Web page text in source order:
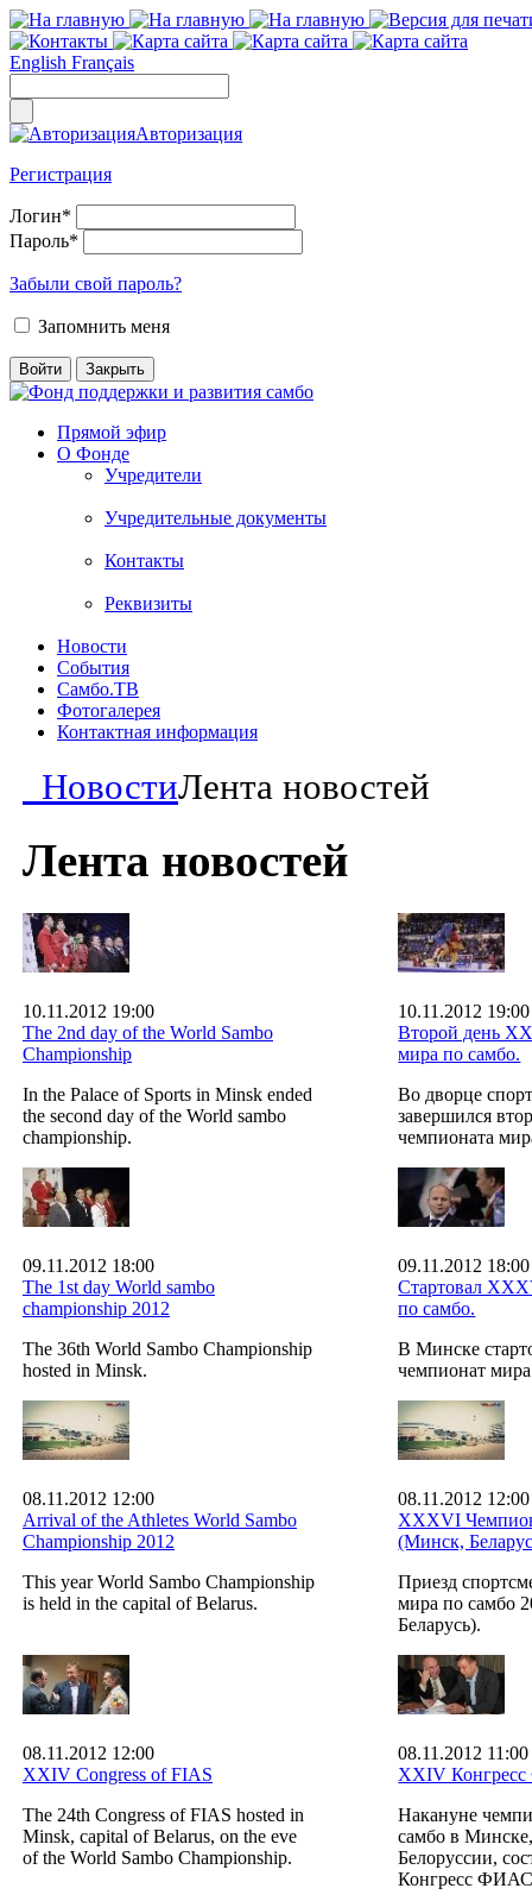
English Français
Авторизация
Регистрация
Логин*
Пароль*
Забыли свой пароль?
Запомнить меня
Прямой эфир
О Фонде
Учредители
Учредительные документы
Контакты
Реквизиты
Новости
События
Самбо.ТВ
Фотогалерея
Контактная информация
НовостиЛента новостей
Лента новостей
10.11.2012 19:00
The 2nd day of the World Sambo
Championship
In the Palace of Sports in Minsk ended
the second day of the World sambo
championship.
10.11.2012 19:00
Второй день
мира по самбо.
Во дворце
завершился
чемпионата
09.11.2012 18:00
The 1st day World sambo
championship 2012
The 36th World Sambo Championship
hosted in Minsk.
09.11.2012 18:00
Стартовал
по самбо.
В Минске
чемпионат
08.11.2012 12:00
Arrival of the Athletes World Sambo
Championship 2012
This year World Sambo Championship
is held in the capital of Belarus.
08.11.2012 12:00
XXXVI
(Минск,
Приезд
мира по самбо
Беларусь).
08.11.2012 12:00
XXIV Congress of FIAS
The 24th Congress of FIAS hosted in
Minsk, capital of Belarus, on the eve
of the World Sambo Championship.
08.11.2012 11:00
XXIV
Накануне
самбо в
Белоруссии,
Конгресс